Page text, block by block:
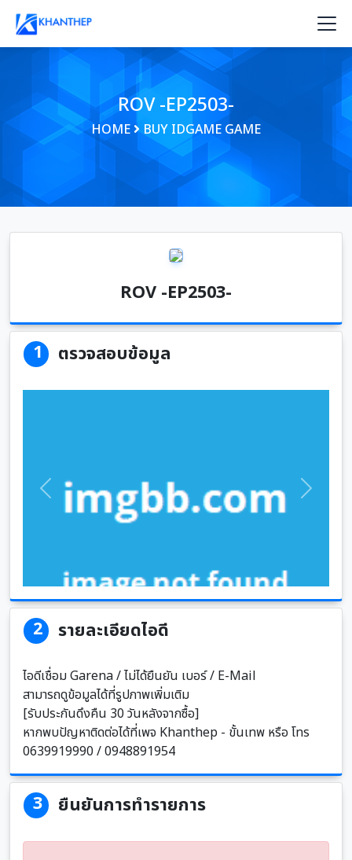
ROV -EP2503-
HOME BUY IDGAME GAME
ROV -EP2503-
1 ตรวจสอบข้อมูล
Previous Next
2 รายละเอียดไอดี
ไอดีเชื่อม Garena / ไม่ได้ยืนยัน เบอร์ / E-Mail
สามารถดูข้อมูลได้ที่รูปภาพเพิ่มเติม
[รับประกันดึงคืน 30 วันหลังจากซื้อ]
หากพบปัญหาติดต่อได้ที่เพจ Khanthep - ขั้นเทพ หรือ โทร
0639919990 / 0948891954
3 ยืนยันการทำรายการ